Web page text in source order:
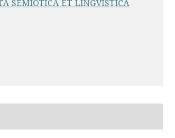
SEMIOTICA ET LINGVISTICA